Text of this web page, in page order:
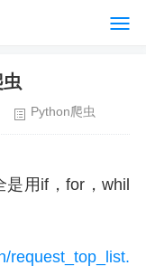
Python爬虫
用if，for，whil
request_top_list.